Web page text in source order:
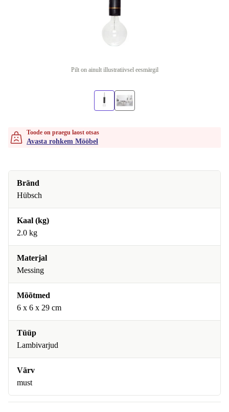
Pilt on ainult illustratiivsel eesmärgil
Toode on praegu laost otsas
Avasta rohkem Mööbel
Bränd
Hübsch
Kaal (kg)
2.0 kg
Materjal
Messing
Mõõtmed
6 x 6 x 29 cm
Tüüp
Lambivarjud
Värv
must